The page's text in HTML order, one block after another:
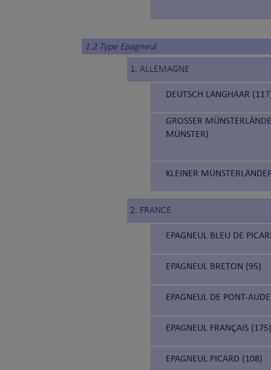
1.2 Type Epagneul
1. ALLEMAGNE
DEUTSCH LANGHAAR
GROSSER
MÜNSTER)
KLEINER
2. FRANCE
EPAGNEUL BLEU DE
EPAGNEUL BRETON (95)
EPAGNEUL DE PONT-
EPAGNEUL FRANÇAIS (175)
EPAGNEUL PICARD (108)